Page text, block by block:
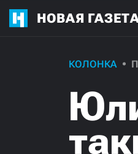
НОВАЯ
КОЛОНКА